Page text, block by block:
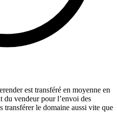
est transféré en moyenne en
du vendeur pour l’envoi des
transférer le domaine aussi vite que